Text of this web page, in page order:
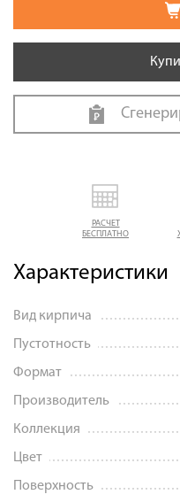
РАСЧЕТ
БЕСПЛАТНО
Характеристики
Вид кирпича
Пустотность
Формат
Производитель
Коллекция
Цвет
Поверхность